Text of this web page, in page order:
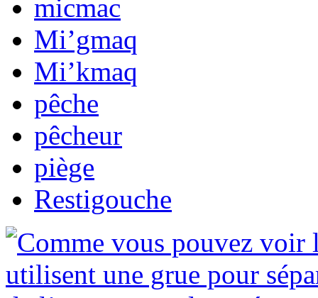
micmac
Mi’gmaq
Mi’kmaq
pêche
pêcheur
piège
Restigouche